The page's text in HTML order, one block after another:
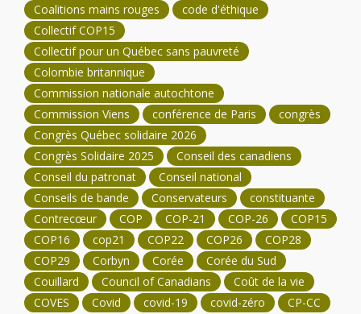
Coalitions mains rouges
code d'éthique
Collectif COP15
Collectif pour un Québec sans pauvreté
Colombie britannique
Commission nationale autochtone
Commission Viens
conférence de Paris
congrès
Congrès Québec solidaire 2026
Congrès Solidaire 2025
Conseil des canadiens
Conseil du patronat
Conseil national
Conseils de bande
Conservateurs
constituante
Contrecœur
COP COP-21 COP-26
COP15
COP16
cop21 COP22 COP26
COP28
COP29
Corbyn Corée
Corée du Sud
Couillard
Council of Canadians
Coût de la vie
COVES
Covid covid-19 covid-zéro
CP-CC